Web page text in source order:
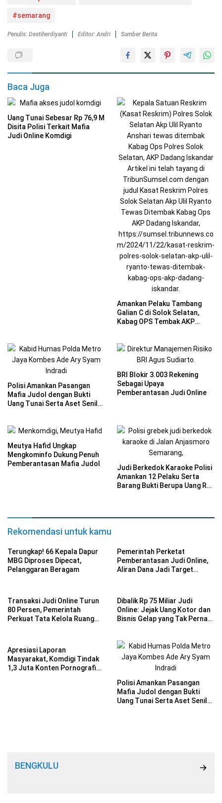
#semarang
Penulis: Destiherdiyanti Editor: Andri Sumber Berita
Baca Juga
Uang Tunai Sebesar Rp 76,9 M
Disita Polisi Terkait Mafia
Judi Online Komdigi
Amankan Pelaku Tambang
Galian C di Solok Selatan,
Kabag OPS Tembak AKP
Polisi Amankan Pasangan
Mafia Judol dengan Bukti
Uang Tunai Serta Aset Senilai
BRI Blokir 3.003 Rekening
Sebagai Upaya
Pemberantasan Judi Online
Meutya Hafid Ungkap
Mengkominfo Dukung Penuh
Pemberantasan Mafia Judol
Judi Berkedok Karaoke Polisi
Amankan 12 Pelaku Serta
Barang Bukti Berupa Uang Rp
Rekomendasi untuk kamu
Terungkap! 66 Kepala Dapur
MBG Diproses Dipecat,
Pelanggaran Beragam
Pemerintah Perketat
Pemberantasan Judi Online,
Aliran Dana Jadi Target
Transaksi Judi Online Turun
80 Persen, Pemerintah
Perkuat Tata Kelola Ruang
Dibalik Rp 75 Miliar Judi
Online: Jejak Uang Kotor dan
Bisnis Gelap yang Tak Pernah
Apresiasi Laporan
Masyarakat, Komdigi Tindak
1,3 Juta Konten Pornografi
Polisi Amankan Pasangan
Mafia Judol dengan Bukti
Uang Tunai Serta Aset Senilai
BENGKULU